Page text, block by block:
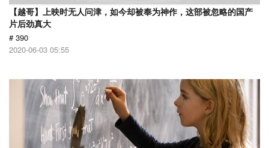
【越哥】上映时无人问津，如今却被奉为神作，这部被忽略的国产
片后劲真大
# 390
2020-06-03 05:55